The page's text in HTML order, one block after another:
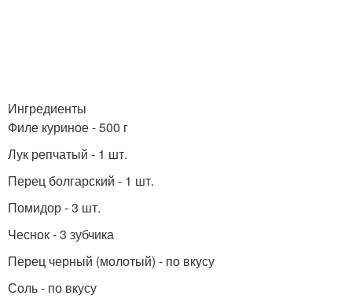
Ингредиенты
Филе куриное - 500 г
Лук репчатый - 1 шт.
Перец болгарский - 1 шт.
Помидор - 3 шт.
Чеснок - 3 зубчика
Перец черный (молотый) - по вкусу
Соль - по вкусу